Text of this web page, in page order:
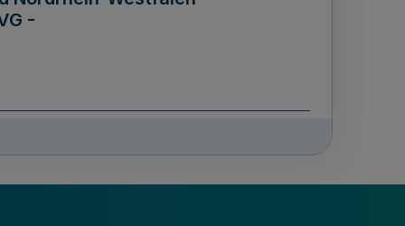
-
Männern für das Land